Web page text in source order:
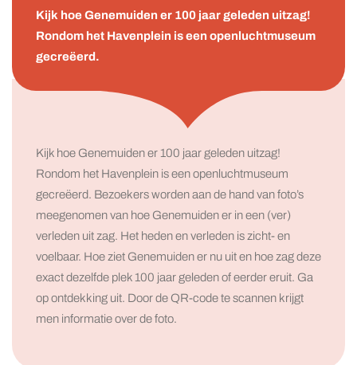
Kijk hoe Genemuiden er 100 jaar geleden uitzag!
Rondom het Havenplein is een openluchtmuseum
gecreëerd.
Kijk hoe Genemuiden er 100 jaar geleden uitzag!
Rondom het Havenplein is een openluchtmuseum
gecreëerd. Bezoekers worden aan de hand van foto’s
meegenomen van hoe Genemuiden er in een (ver)
verleden uit zag. Het heden en verleden is zicht- en
voelbaar. Hoe ziet Genemuiden er nu uit en hoe zag deze
exact dezelfde plek 100 jaar geleden of eerder eruit. Ga
op ontdekking uit. Door de QR-code te scannen krijgt
men informatie over de foto.